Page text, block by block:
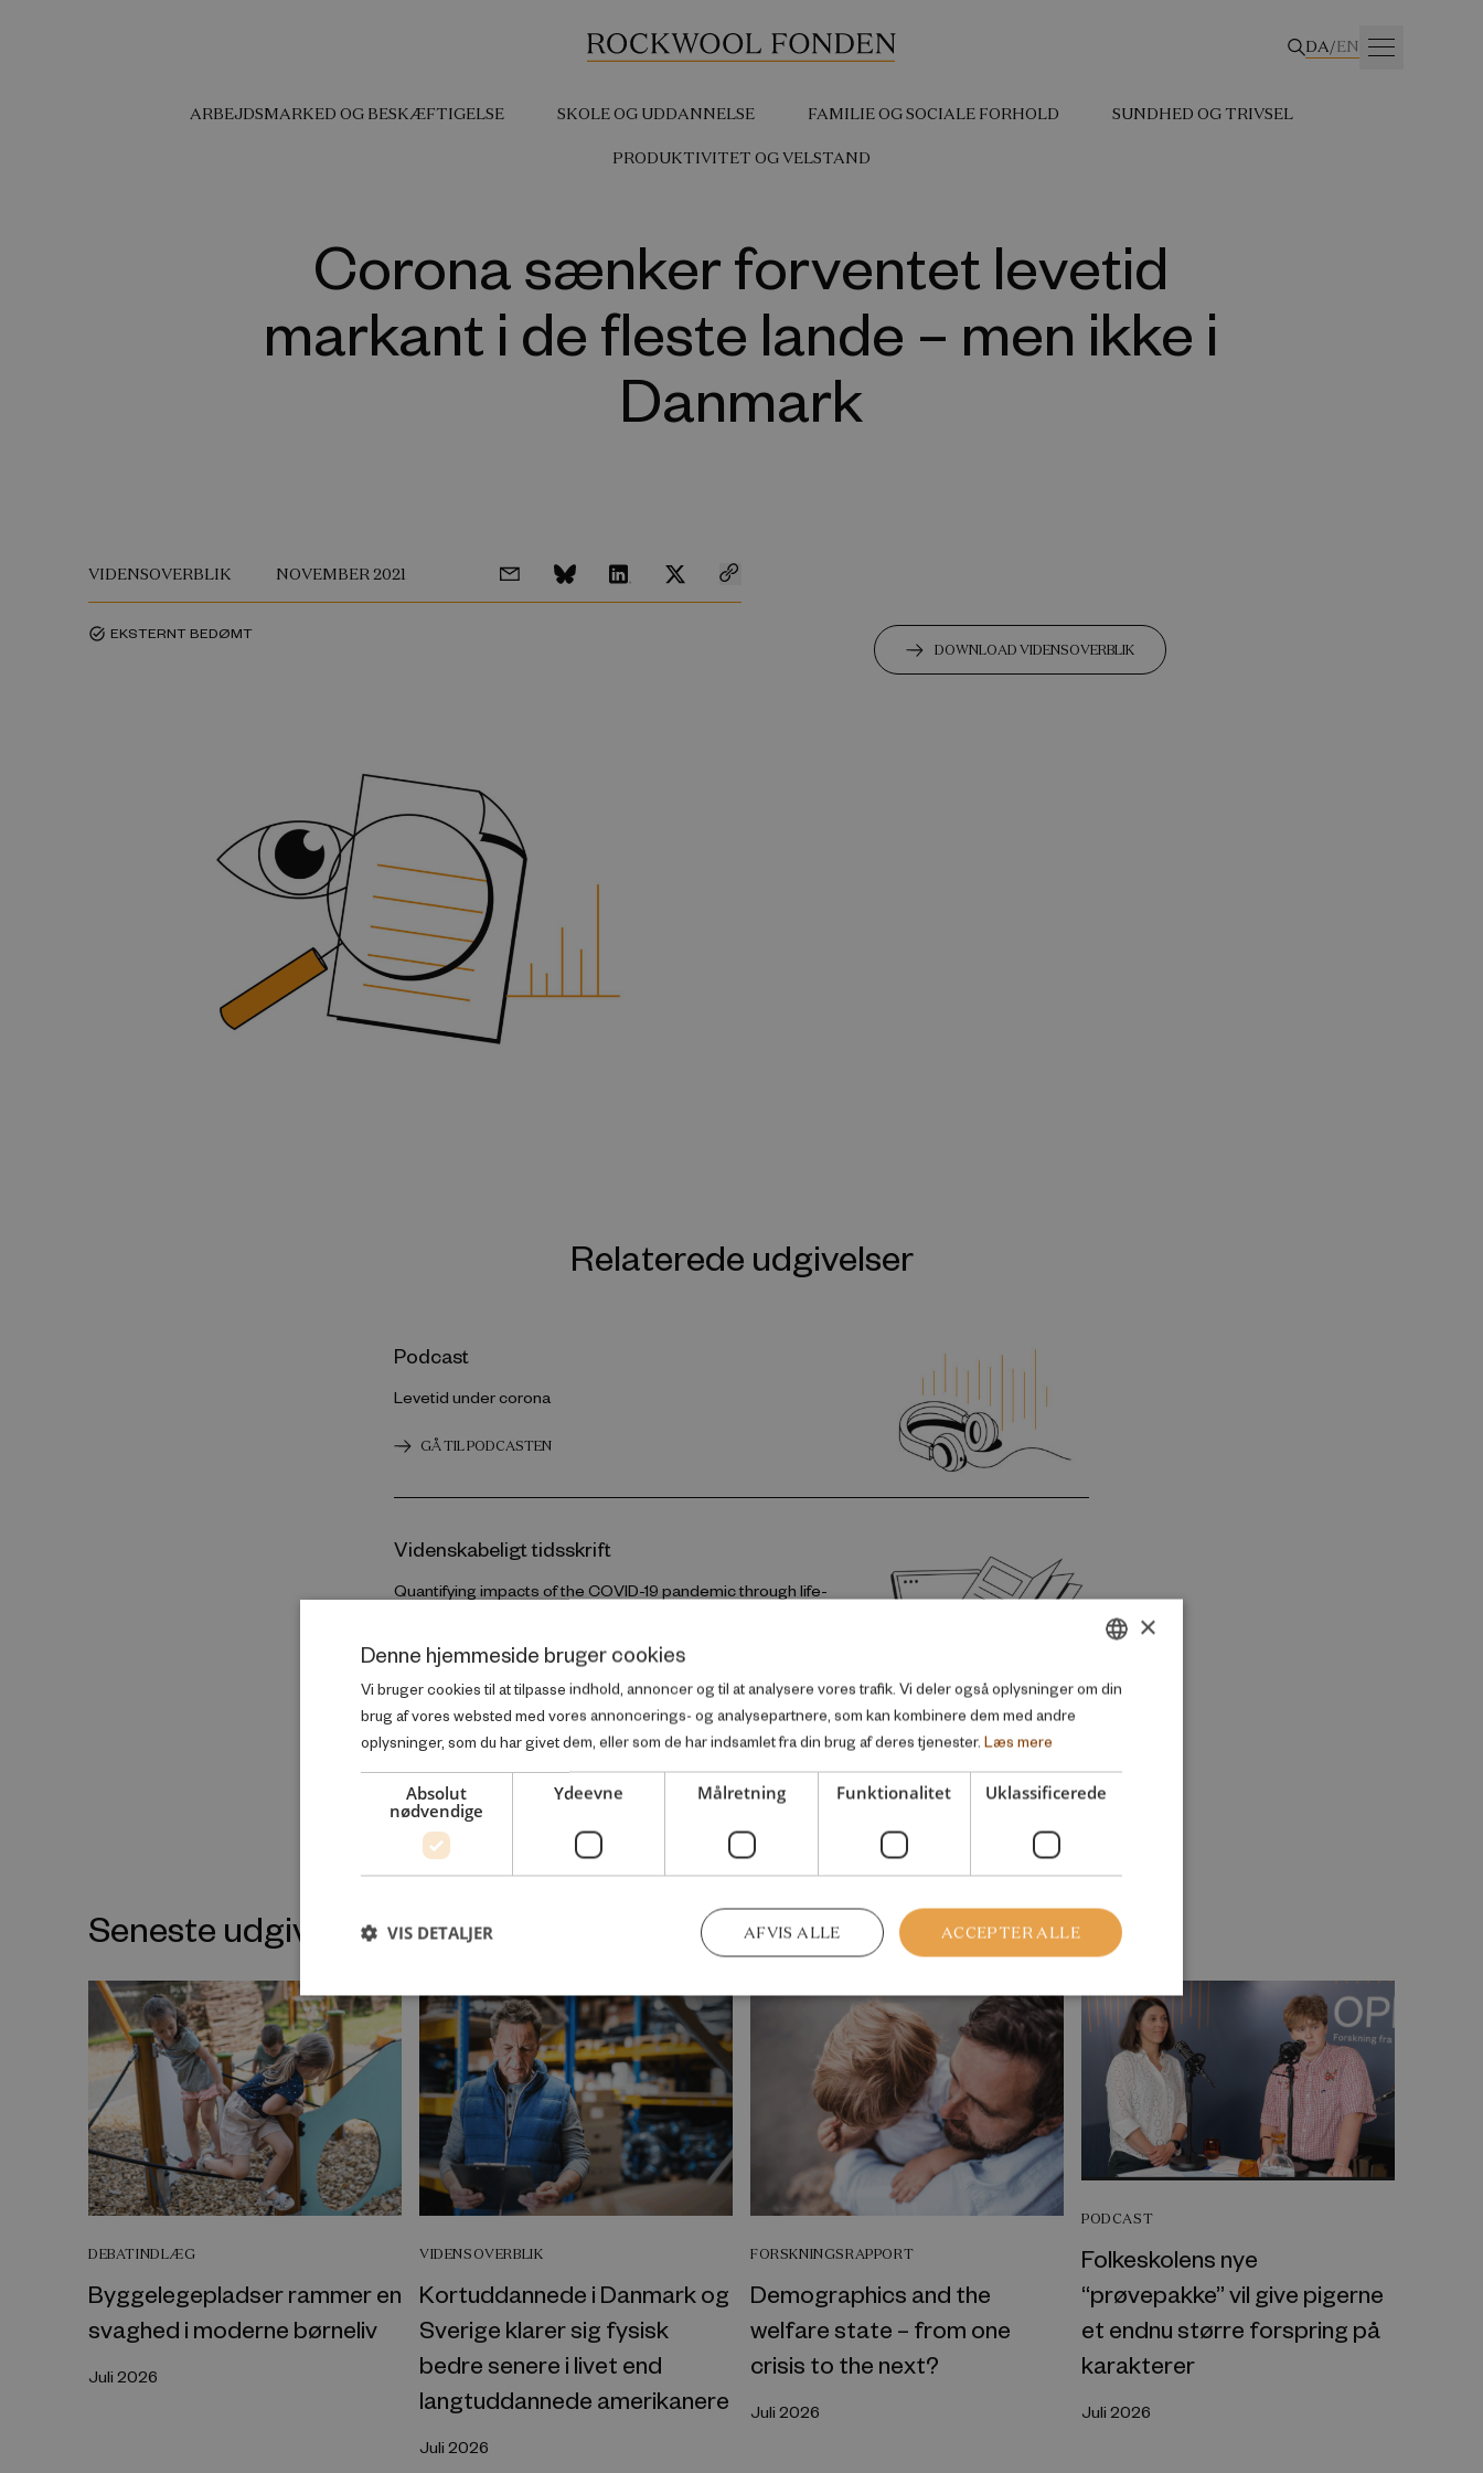
DA/EN
ARBEJDSMARKED OG BESKÆFTIGELSE SKOLE OG UDDANNELSE FAMILIE OG SOCIALE FORHOLD SUNDHED OG TRIVSEL
PRODUKTIVITET OG VELSTAND
Corona sænker forventet levetid
markant i de fleste lande – men ikke i
Danmark
VIDENSOVERBLIK NOVEMBER 2021
task_alt EKSTERNT BEDØMT
DOWNLOAD VIDENSOVERBLIK
Relaterede udgivelser
Podcast
Levetid under corona
GÅ TIL PODCASTEN
Videnskabeligt tidsskrift
Quantifying impacts of the COVID-19 pandemic through life-
GÅ TIL INTERNATIONAL JOURNAL OF EPIDEMIOLOGY
Seneste udgivelser indenfor samme velfærdsemne
DEBATINDLÆG
Byggelegepladser rammer en
svaghed i moderne børneliv
Juli 2026
VIDENSOVERBLIK
Kortuddannede i Danmark og
Sverige klarer sig fysisk
bedre senere i livet end
langtuddannede amerikanere
Juli 2026
FORSKNINGSRAPPORT
Demographics and the
welfare state – from one
crisis to the next?
Juli 2026
PODCAST
Folkeskolens nye
“prøvepakke” vil give pigerne
et endnu større forspring på
karakterer
Juli 2026
DANISH
×
Denne hjemmeside bruger cookies
Vi bruger cookies til at tilpasse indhold, annoncer og til at analysere vores trafik. Vi deler også oplysninger om din
brug af vores websted med vores annoncerings- og analysepartnere, som kan kombinere dem med andre
oplysninger, som du har givet dem, eller som de har indsamlet fra din brug af deres tjenester. Læs mere
Absolut
nødvendige
Ydeevne Målretning Funktionalitet Uklassificerede
ACCEPTER ALLE
AFVIS ALLE
VIS DETALJER